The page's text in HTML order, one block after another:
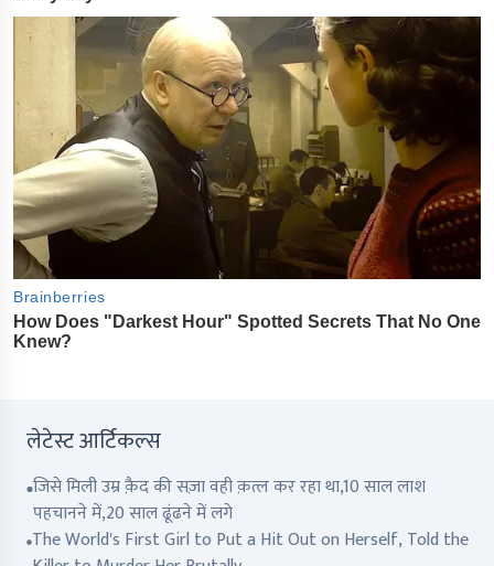
लेटेस्ट आर्टिकल्स
जिसे मिली उम्र क़ैद की सज़ा वही क़त्ल कर रहा था,10 साल लाश
पहचानने में,20 साल ढूंढने में लगे
The World's First Girl to Put a Hit Out on Herself, Told the